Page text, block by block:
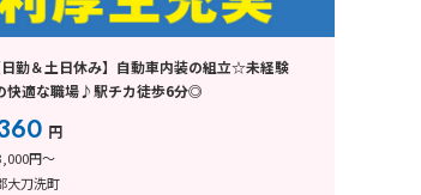
日勤＆土日休み】自動車内装の組立☆未経験
快適な職場♪駅チカ徒歩6分◎
円
円～
大刀洗町